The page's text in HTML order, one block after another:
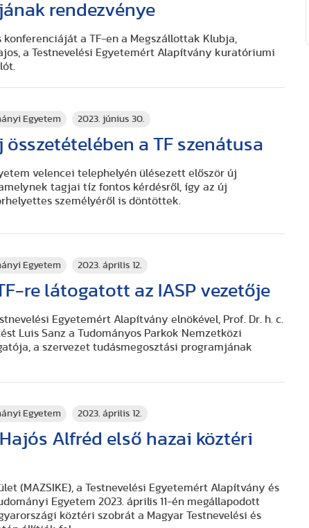
rendezvénye
a TF-en a Megszállottak Klubja,
a Testnevelési Egyetemért Alapítvány kuratóriumi
Egyetem 2023. június 30.
összetételében a TF szenátusa
velencei telephelyén ülésezett először új
tagjai tíz fontos kérdésről, így az új
személyéről is döntöttek.
Egyetem 2023. április 12.
re látogatott az IASP vezetője
Egyetemért Alapítvány elnökével, Prof. Dr. h. c.
Luis Sanz a Tudományos Parkok Nemzetközi
a szervezet tudásmegosztási programjának
Egyetem 2023. április 12.
Alfréd első hazai köztéri
(MAZSIKE), a Testnevelési Egyetemért Alapítvány és
Egyetem 2023. április 11-én megállapodott
köztéri szobrát a Magyar Testnevelési és